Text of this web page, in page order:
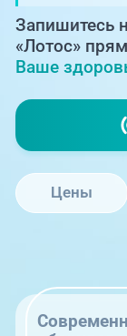
+7
Запишитесь
«Лотос»
Ваше
Цены